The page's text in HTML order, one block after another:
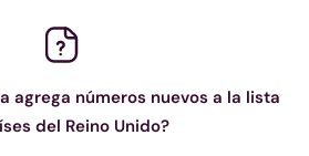
agrega números nuevos a la lista
del Reino Unido?